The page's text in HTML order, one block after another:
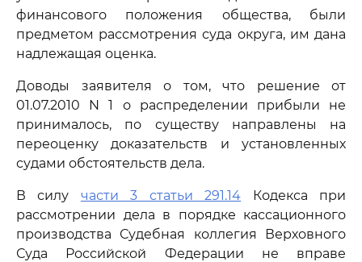
финансового положения общества, были
предметом рассмотрения суда округа, им дана
надлежащая оценка.
Доводы заявителя о том, что решение от
01.07.2010 N 1 о распределении прибыли не
принималось, по существу направлены на
переоценку доказательств и установленных
судами обстоятельств дела.
В силу части 3 статьи 291.14 Кодекса при
рассмотрении дела в порядке кассационного
производства Судебная коллегия Верховного
Суда Российской Федерации не вправе